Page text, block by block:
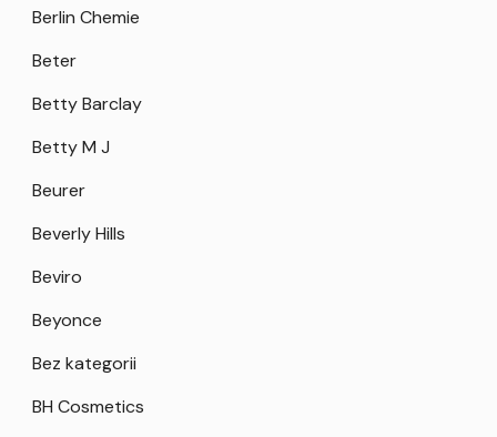
Berlin Chemie
Beter
Betty Barclay
Betty M J
Beurer
Beverly Hills
Beviro
Beyonce
Bez kategorii
BH Cosmetics